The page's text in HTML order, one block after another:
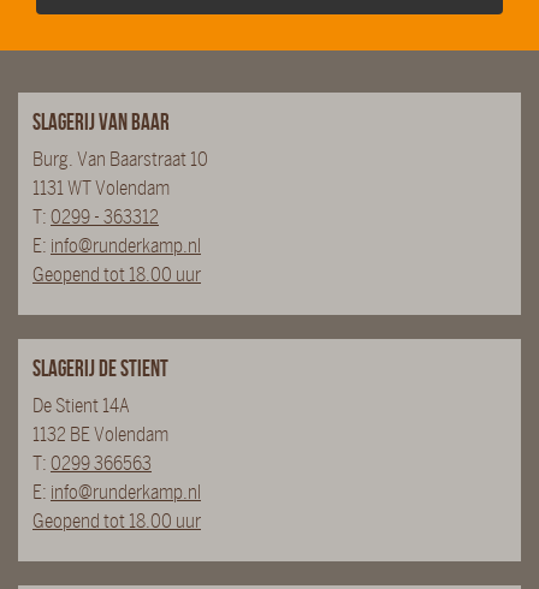
Slagerij van Baar
Burg. Van Baarstraat 10
1131 WT Volendam
T: 0299 - 363312
E: info@runderkamp.nl
Geopend tot 18.00 uur
Slagerij De Stient
De Stient 14A
1132 BE Volendam
T: 0299 366563
E: info@runderkamp.nl
Geopend tot 18.00 uur